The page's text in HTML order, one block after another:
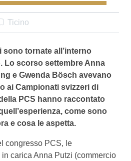
Ticino
sono tornate all’interno
Lo scorso settembre Anna
e Gwenda Bösch avevano
ai Campionati svizzeri di
PCS hanno raccontato
come sono
e cosa le aspetta.
congresso PCS, le
carica Anna Putzi (commercio